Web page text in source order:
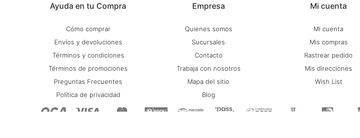
Ayuda en tu Compra
Cómo comprar
Envíos y devoluciones
Términos y condiciones
Términos de promociones
Preguntas Frecuentes
Política de privacidad
Empresa
Quienes somos
Sucursales
Contacto
Trabaja con nosotros
Mapa del sitio
Blog
Mi cuenta
Mi cuenta
Mis compras
Rastrear pedido
Mis direcciones
Wish List